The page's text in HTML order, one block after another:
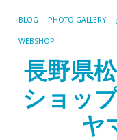
BLOG PHOTO GALLERY
WEBSHOP
長野県
ショッ
ヤ